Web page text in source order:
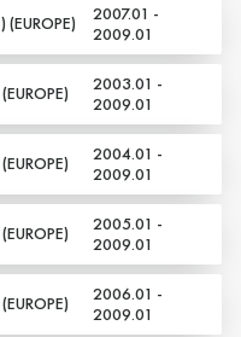
(EUROPE)
2007.01 -
2009.01
2003.01 -
2009.01
2004.01 -
2009.01
2005.01 -
2009.01
2006.01 -
2009.01